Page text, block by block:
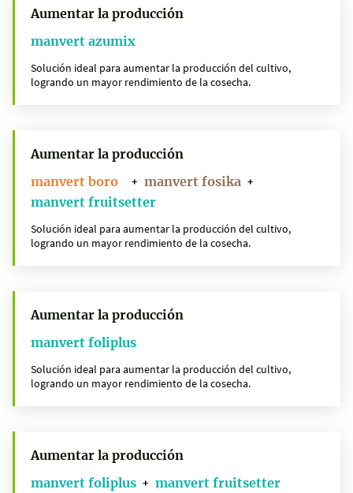
Aumentar la producción
manvert azumix
Solución ideal para aumentar la producción del cultivo,
logrando un mayor rendimiento de la cosecha.
Aumentar la producción
manvert boro
+ manvert fosika +
manvert fruitsetter
Solución ideal para aumentar la producción del cultivo,
logrando un mayor rendimiento de la cosecha.
Aumentar la producción
manvert foliplus
Solución ideal para aumentar la producción del cultivo,
logrando un mayor rendimiento de la cosecha.
Aumentar la producción
manvert foliplus + manvert fruitsetter